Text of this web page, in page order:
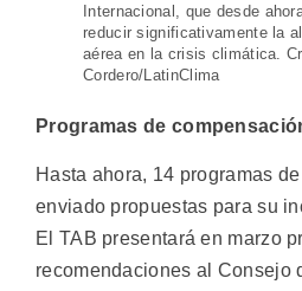
Internacional, que desde
reducir significativamente la
aérea en la crisis climática.
Cordero/LatinClima
Programas de
Hasta ahora, 14 programas
enviado propuestas para su
El TAB presentará en marzo
recomendaciones al Consejo